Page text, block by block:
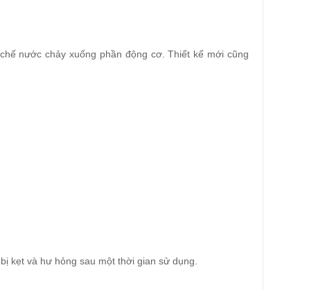
nước chảy xuống phần động cơ. Thiết kế mới cũng
kẹt và hư hỏng sau một thời gian sử dụng.